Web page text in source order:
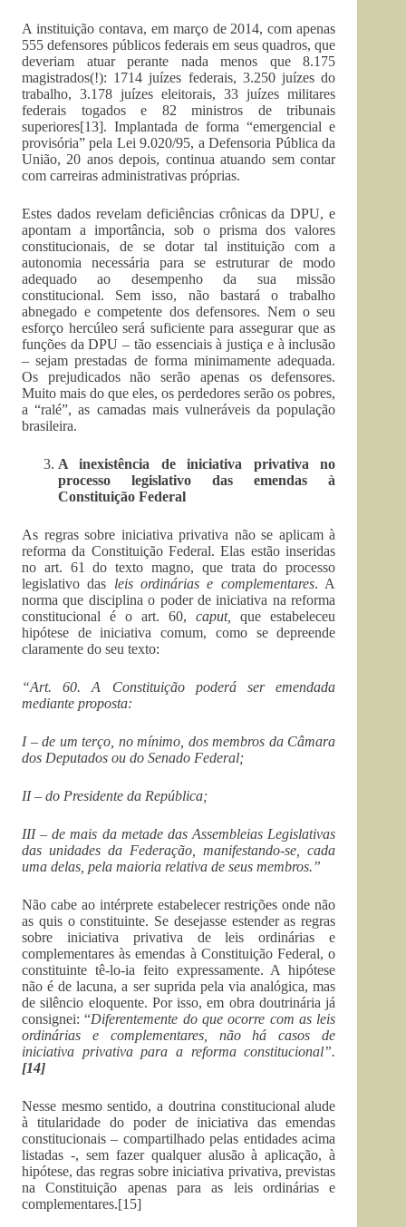
A instituição contava, em março de 2014, com apenas
555 defensores públicos federais em seus quadros, que
deveriam atuar perante nada menos que 8.175
magistrados(!): 1714 juízes federais, 3.250 juízes do
trabalho, 3.178 juízes eleitorais, 33 juízes militares
federais togados e 82 ministros de tribunais
superiores[13]. Implantada de forma “emergencial e
provisória” pela Lei 9.020/95, a Defensoria Pública da
União, 20 anos depois, continua atuando sem contar
com carreiras administrativas próprias.
Estes dados revelam deficiências crônicas da DPU, e
apontam a importância, sob o prisma dos valores
constitucionais, de se dotar tal instituição com a
autonomia necessária para se estruturar de modo
adequado ao desempenho da sua missão
constitucional. Sem isso, não bastará o trabalho
abnegado e competente dos defensores. Nem o seu
esforço hercúleo será suficiente para assegurar que as
funções da DPU – tão essenciais à justiça e à inclusão
– sejam prestadas de forma minimamente adequada.
Os prejudicados não serão apenas os defensores.
Muito mais do que eles, os perdedores serão os pobres,
a “ralé”, as camadas mais vulneráveis da população
brasileira.
A inexistência de iniciativa privativa no
processo legislativo das emendas à
Constituição Federal
As regras sobre iniciativa privativa não se aplicam à
reforma da Constituição Federal. Elas estão inseridas
no art. 61 do texto magno, que trata do processo
legislativo das leis ordinárias e complementares. A
norma que disciplina o poder de iniciativa na reforma
constitucional é o art. 60,caput,que estabeleceu
hipótese de iniciativa comum, como se depreende
claramente do seu texto:
“Art. 60. A Constituição poderá ser emendada
mediante proposta:
I – de um terço, no mínimo, dos membros da Câmara
dos Deputados ou do Senado Federal;
II – do Presidente da República;
III – de mais da metade das Assembleias Legislativas
das unidades da Federação, manifestando-se, cada
uma delas, pela maioria relativa de seus membros.”
Não cabe ao intérprete estabelecer restrições onde não
as quis o constituinte. Se desejasse estender as regras
sobre iniciativa privativa de leis ordinárias e
complementares às emendas à Constituição Federal, o
constituinte tê-lo-ia feito expressamente. A hipótese
não é de lacuna, a ser suprida pela via analógica, mas
de silêncio eloquente. Por isso, em obra doutrinária já
consignei: “Diferentemente do que ocorre com as leis
ordinárias e complementares, não há casos de
iniciativa privativa para a reforma constitucional”.
[14]
Nesse mesmo sentido, a doutrina constitucional alude
à titularidade do poder de iniciativa das emendas
constitucionais – compartilhado pelas entidades acima
listadas -, sem fazer qualquer alusão à aplicação, à
hipótese, das regras sobre iniciativa privativa, previstas
na Constituição apenas para as leis ordinárias e
complementares.[15]